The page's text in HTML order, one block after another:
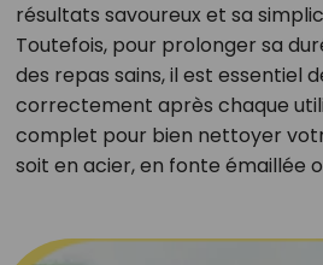
résultats savoureux et sa
Toutefois, pour prolonger sa
des repas sains, il est essentiel
correctement après chaque
complet pour bien nettoyer
soit en acier, en fonte émaillée